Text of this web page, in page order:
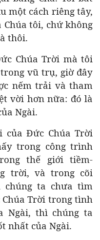
một cách riêng tây,
tôi, chứ không
thôi.
Chúa Trời mà tôi
vũ trụ, giờ đây
nếm trải và tham
vời hơn nữa: đó là
Ngài.
của Đức Chúa Trời
trong công trình
thế giới tiềm-
trời, và trong cõi
chúng ta chưa tìm
Trời trong tình
Ngài, thì chúng ta
nhất của Ngài.